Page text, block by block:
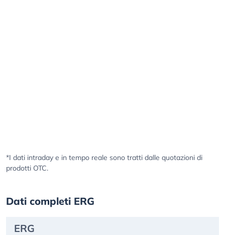
*I dati intraday e in tempo reale sono tratti dalle quotazioni di
prodotti OTC.
Dati completi ERG
ERG